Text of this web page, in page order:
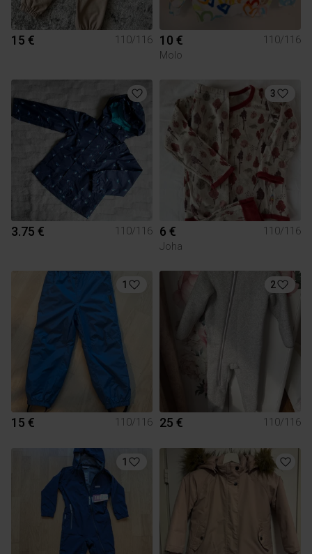
15 € 110/116 10 €
110/116
Molo
3.75 € 110/116
3
6 €
110/116
Joha
1
15 € 110/116
2
25 € 110/116
1